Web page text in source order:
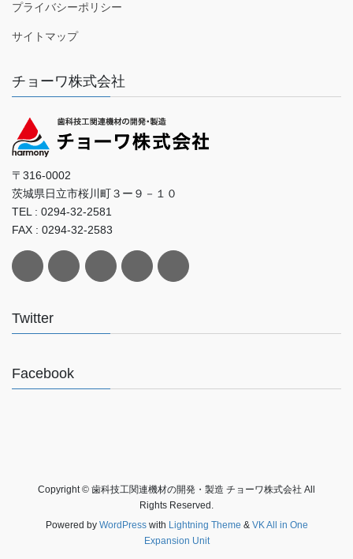
プライバシーポリシー
サイトマップ
チョーワ株式会社
〒316-0002
茨城県日立市桜川町３ー９－１０
TEL : 0294-32-2581
FAX : 0294-32-2583
Twitter
Facebook
Copyright © 歯科技工関連機材の開発・製造 チョーワ株式会社 All
Rights Reserved.
Powered by WordPresswith Lightning Theme & VK All in One
Expansion Unit